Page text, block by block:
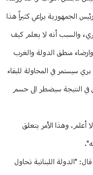
الجمهورية يراعي كثيراً هذا
والسبب أنه لا يعلم كيف
منطق الدولة والغرب
سيستمر في المحاولة للبقاء
في النتيجة سيضطر الى حسم
أعلم. وهذا الأمر يتعلق
"الدولة اللبنانية تحاول